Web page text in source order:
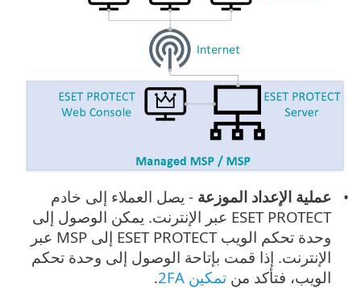
عملية الإعداد الموزعة - يصل العملاء إلى خادم
ESET PROTECT عبر الإنترنت. يمكن الوصول إلى
وحدة تحكم الويب ESET PROTECT إلى MSP عبر
الإنترنت. إذا قمت بإتاحة الوصول إلى وحدة تحكم
الويب، فتأكد منتمكين 2FA .